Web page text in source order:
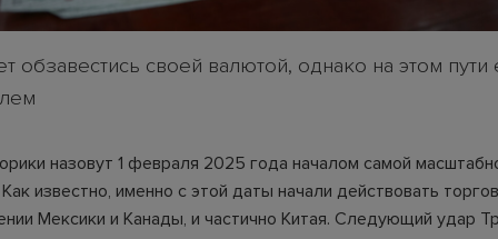
обзавестись своей валютой, однако на этом пути
назовут 1 февраля 2025 года началом самой
известно, именно с этой даты начали действовать
Мексики и Канады, и частично Китая. Следующий удар